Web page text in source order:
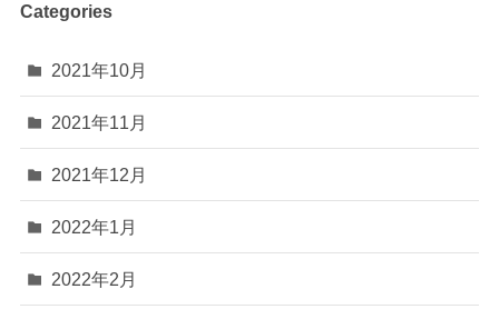
Categories
2021年10月
2021年11月
2021年12月
2022年1月
2022年2月